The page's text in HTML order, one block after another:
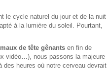
le cycle naturel du jour et de la nuit
à la lumière du soleil. Pourtant,
de tête gênants en fin de
vidéo…), nous passons la majeure
heures où notre cerveau devrait